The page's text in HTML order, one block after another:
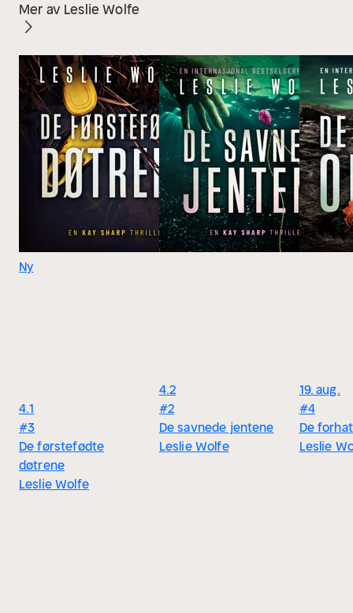
Mer av Leslie Wolfe
Ny
4.1
#3
De førstefødte
døtrene
Leslie Wolfe
4.2
#2
De savnede jentene
Leslie Wolfe
19. aug.
#4
De
Leslie